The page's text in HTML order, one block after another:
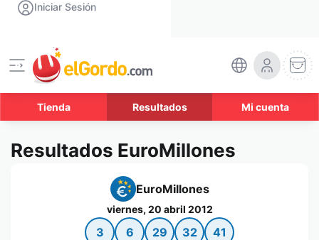
Iniciar Sesión
Tienda Resultados Mi cuenta
Resultados EuroMillones
EuroMillones
viernes, 20 abril 2012
3 6 29 32 41